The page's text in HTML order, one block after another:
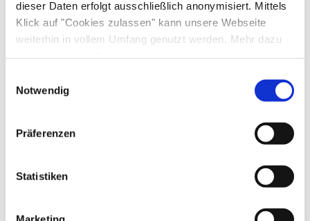
dieser Daten erfolgt ausschließlich anonymisiert. Mittels
Klick auf "Cookies zulassen" kann unsere Webseite
weiterhin in vollem Umfang genutzt werden. Mehr dazu
steht in unserer Datenschutzerklärung.
gelistet.
Notwendig
Präferenzen
Statistiken